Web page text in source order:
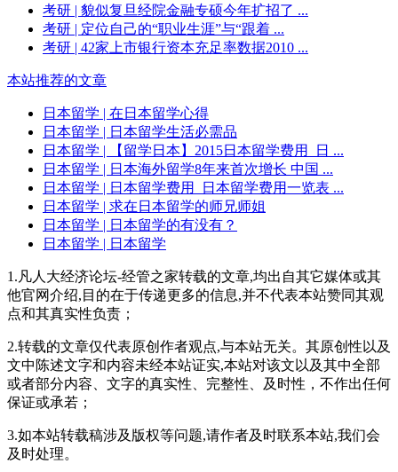
考研 | 貌似复旦经院金融专硕今年扩招了 ...
考研 | 定位自己的“职业生涯”与“跟着 ...
考研 | 42家上市银行资本充足率数据2010 ...
本站推荐的文章
日本留学 | 在日本留学心得
日本留学 | 日本留学生活必需品
日本留学 | 【留学日本】2015日本留学费用_日 ...
日本留学 | 日本海外留学8年来首次增长 中国 ...
日本留学 | 日本留学费用_日本留学费用一览表 ...
日本留学 | 求在日本留学的师兄师姐
日本留学 | 日本留学的有没有？
日本留学 | 日本留学
1.凡人大经济论坛-经管之家转载的文章,均出自其它媒体或其
他官网介绍,目的在于传递更多的信息,并不代表本站赞同其观
点和其真实性负责；
2.转载的文章仅代表原创作者观点,与本站无关。其原创性以及
文中陈述文字和内容未经本站证实,本站对该文以及其中全部
或者部分内容、文字的真实性、完整性、及时性，不作出任何
保证或承若；
3.如本站转载稿涉及版权等问题,请作者及时联系本站,我们会
及时处理。